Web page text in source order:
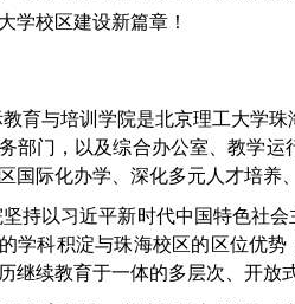
学校区建设新篇章！
教育与培训学院是北京理工大学
部门，以及综合办公室、教学
国际化办学、深化多元人才培养
持以习近平新时代中国特色社
学科积淀与珠海校区的区位优
继续教育于一体的多层次、开放